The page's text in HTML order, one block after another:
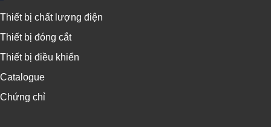
Thiết bị chất lượng điện
Thiết bị đóng cắt
Thiết bị điều khiển
Catalogue
Chứng chỉ